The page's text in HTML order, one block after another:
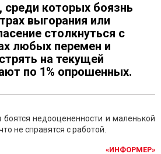
среди которых боязнь
выгорания или
столкнуться с
любых перемен и
на текущей
по 1% опрошенных.
недооцененности и маленькой
не справятся с работой.
«ИНФОРМЕР»